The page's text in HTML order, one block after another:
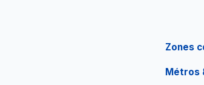
Zones
Métros